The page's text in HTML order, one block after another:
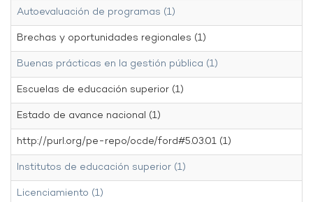
Autoevaluación de programas (1)
Brechas y oportunidades regionales (1)
Buenas prácticas en la gestión pública (1)
Escuelas de educación superior (1)
Estado de avance nacional (1)
http://purl.org/pe-repo/ocde/ford#5.03.01 (1)
Institutos de educación superior (1)
Licenciamiento (1)